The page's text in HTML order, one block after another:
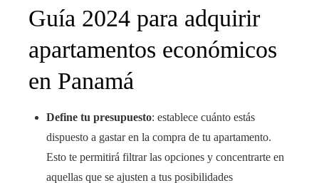
Guía 2024 para adquirir
apartamentos económicos
en Panamá
Define tu presupuesto: establece cuánto estás
dispuesto a gastar en la compra de tu apartamento.
Esto te permitirá filtrar las opciones y concentrarte en
aquellas que se ajusten a tus posibilidades